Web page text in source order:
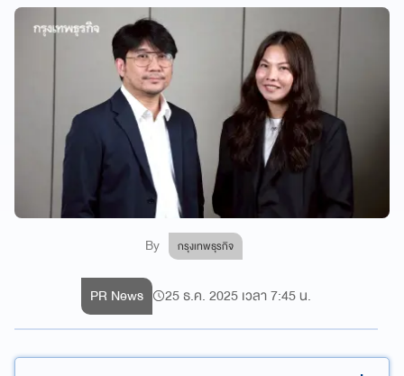
By กรุงเทพธุรกิจ
PR News 25 ธ.ค. 2025 เวลา 7:45 น.